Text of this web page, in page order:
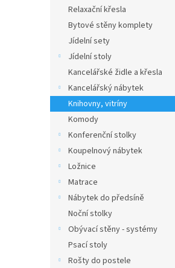
Relaxační křesla
Bytové stěny komplety
Jídelní sety
Jídelní stoly
Kancelářské židle a křesla
Kancelářský nábytek
Knihovny, vitríny
Komody
Konferenční stolky
Koupelnový nábytek
Ložnice
Matrace
Nábytek do předsíně
Noční stolky
Obývací stěny - systémy
Psací stoly
Rošty do postele